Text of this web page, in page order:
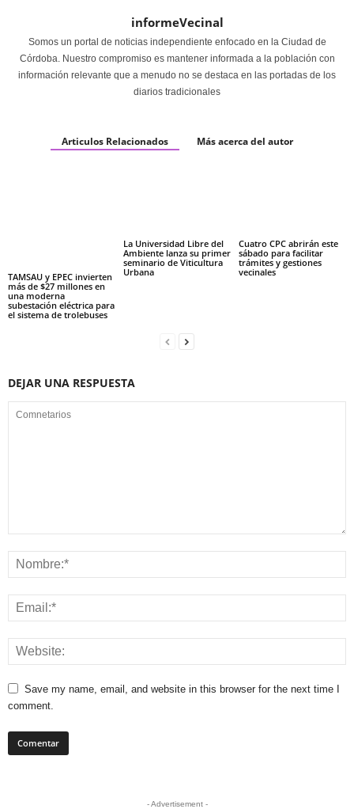
informeVecinal
Somos un portal de noticias independiente enfocado en la Ciudad de
Córdoba. Nuestro compromiso es mantener informada a la población con
información relevante que a menudo no se destaca en las portadas de los
diarios tradicionales
Articulos Relacionados Más acerca del autor
TAMSAU y EPEC invierten
más de $27 millones en
una moderna
subestación eléctrica para
el sistema de trolebuses
La Universidad Libre del
Ambiente lanza su primer
seminario de Viticultura
Urbana
Cuatro CPC abrirán este
sábado para facilitar
trámites y gestiones
vecinales
DEJAR UNA RESPUESTA
Save my name, email, and website in this browser for the next time I
comment.
- Advertisement -